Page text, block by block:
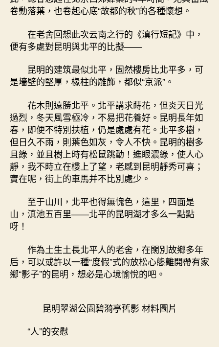
卷動落葉，也卷起心底“故都的秋”的各種懷想。
在老舍回想此次云南之行的《滇行短記》中，
便有多處對昆明與北平的比擬——
昆明的建筑最似北平，固然樓房比北平多，可
是墻壁的堅厚，椽柱的雕飾，都似“京派”。
花木則遠勝北平。北平講求蒔花，但炎天日光
過烈，冬天風雪極冷，不易把花養好。昆明長年如
春，即便不特別扶植，仍是處處有花。北平多樹，
但日久不雨，則葉色如灰，令人不快。昆明的樹多
且綠，並且樹上時有松鼠跳動！進眼濃綠，使人心
靜，我不時立在樓上了望，老感到昆明靜秀可喜；
實在呢，街上的車馬并不比別處少。
至于山川，北平也得無愧色，這里，四面是
山，滇池五百里——北平的昆明湖才多么一點點
呀！
作為土生土長北平人的老舍，在闊別故鄉多年
后，可以或許以一種“度假”式的放松心態離開帶有家
鄉“影子”的昆明，想必是心境愉悅的吧。
昆明翠湖公園碧漪亭舊影 材料圖片
“人”的安慰